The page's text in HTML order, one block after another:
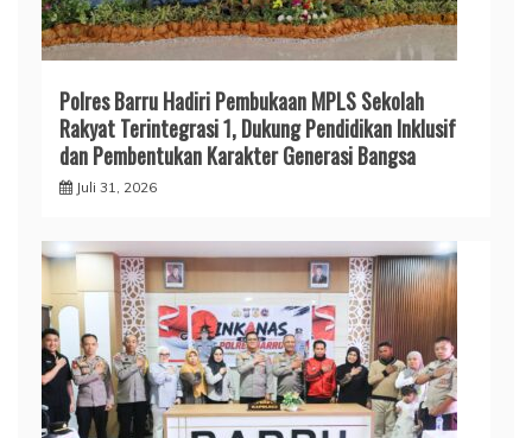
Polres Barru Hadiri Pembukaan MPLS Sekolah
Rakyat Terintegrasi 1, Dukung Pendidikan Inklusif
dan Pembentukan Karakter Generasi Bangsa
Juli 31, 2026